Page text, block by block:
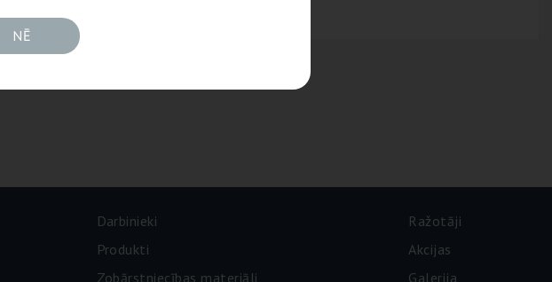
NĒ
Darbinieki
Produkti
Zobārstniecības materiāli
Ražotāji
Akcijas
Galerija